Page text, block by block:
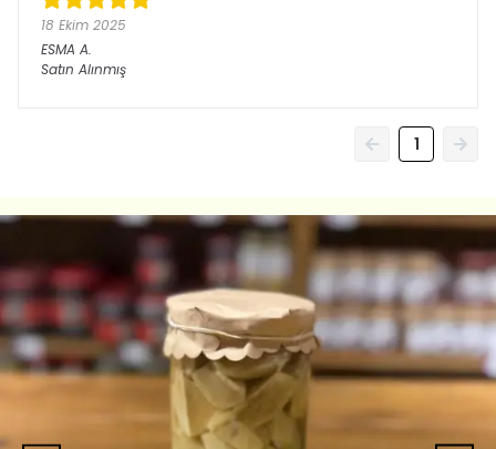
18 Ekim 2025
ESMA A.
Satın Alınmış
1